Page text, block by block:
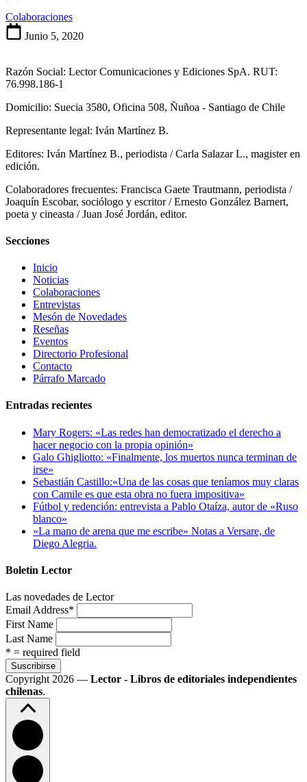
Colaboraciones
Junio 5, 2020
Razón Social: Lector Comunicaciones y Ediciones SpA. RUT:
76.998.186-1
Domicilio: Suecia 3580, Oficina 508, Ñuñoa - Santiago de Chile
Representante legal: Iván Martínez B.
Editores: Iván Martínez B., periodista / Carla Salazar L., magister en
edición.
Colaboradores frecuentes: Francisca Gaete Trautmann, periodista /
Joaquín Escobar, sociólogo y escritor / Ernesto González Barnert,
poeta y cineasta / Juan José Jordán, editor.
Secciones
Inicio
Noticias
Colaboraciones
Entrevistas
Mesón de Novedades
Reseñas
Eventos
Directorio Profesional
Contacto
Párrafo Marcado
Entradas recientes
Mary Rogers: «Las redes han democratizado el derecho a
hacer negocio con la propia opinión»
Galo Ghigliotto: «Finalmente, los muertos nunca terminan de
irse»
Sebastián Castillo:«Una de las cosas que teníamos muy claras
con Camile es que esta obra no fuera impositiva»
Fútbol y redención: entrevista a Pablo Otaíza, autor de «Ruso
blanco»
«La mano de arena que me escribe» Notas a Versare, de
Diego Alegria.
Boletín Lector
Las novedades de Lector
Email Address*
First Name
Last Name
* = required field
Copyright 2026 — Lector - Libros de editoriales independientes
chilenas.